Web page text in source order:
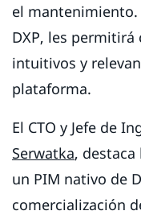
el
DXP, les
intuitivos y
plataforma.
El CTO y Jefe de
Serwatka,
un PIM nativo de
comercialización